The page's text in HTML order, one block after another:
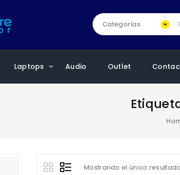
Laptops Audio Outlet
Mostrando el único resultado